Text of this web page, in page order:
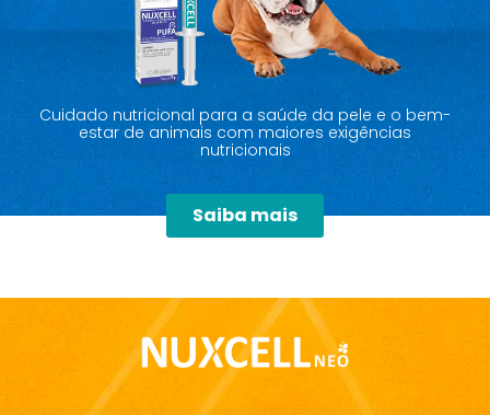
Cuidado nutricional para a saúde da pele e o bem-
estar de animais com maiores exigências
nutricionais
Saiba mais